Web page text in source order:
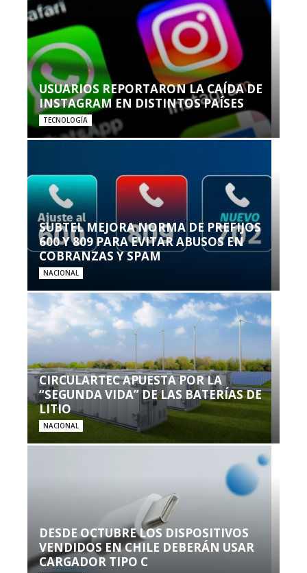
USUARIOS REPORTARON LA CAÍDA DE
INSTAGRAM EN DISTINTOS PAÍSES
TECNOLOGÍA
SUBTEL MEJORA NORMA DE PREFIJOS
600 Y 809 PARA EVITAR ABUSOS EN
COBRANZAS Y SPAM
NACIONAL
CIRCULARTEC APUESTA POR LA
“SEGUNDA VIDA” DE LAS BATERÍAS DE
LITIO
NACIONAL
DESDE OCTUBRE LOS DISPOSITIVOS
VENDIDOS EN CHILE DEBERÁN USAR
CARGADOR TIPO C